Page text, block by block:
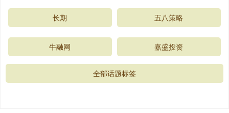
长期 五八策略
牛融网 嘉盛投资
全部话题标签